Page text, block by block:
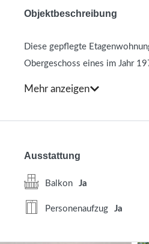
Objektbeschreibung
Diese gepflegte
Obergeschoss eines im Jahr
Wohncharakter dieser
Beim Betreten der Wohnung
Mehr anzeigen
Ausstattung
Balkon Ja
Personenaufzug Ja